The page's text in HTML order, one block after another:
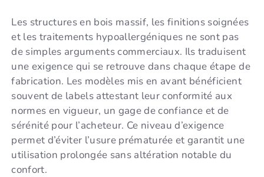
Les structures en bois massif, les finitions soignées
et les traitements hypoallergéniques ne sont pas
de simples arguments commerciaux. Ils traduisent
une exigence qui se retrouve dans chaque étape de
fabrication. Les modèles mis en avant bénéficient
souvent de labels attestant leur conformité aux
normes en vigueur, un gage de confiance et de
sérénité pour l’acheteur. Ce niveau d’exigence
permet d’éviter l’usure prématurée et garantit une
utilisation prolongée sans altération notable du
confort.